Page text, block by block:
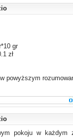
gr
zł
powyższym
pokoju w każdym